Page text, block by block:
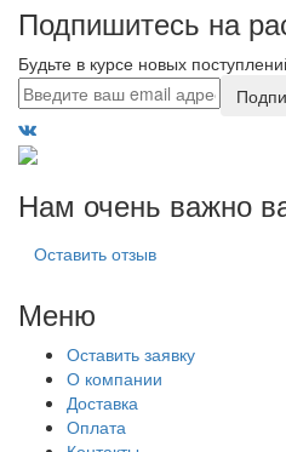
Подпишитесь на
Будьте в курсе новых
Нам очень важно
Оставить отзыв
Меню
Оставить заявку
О компании
Доставка
Оплата